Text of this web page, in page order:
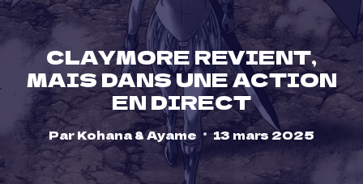
CLAYMORE REVIENT,
MAIS DANS UNE ACTION
EN DIRECT
ParKohana & Ayame 13 mars 2025